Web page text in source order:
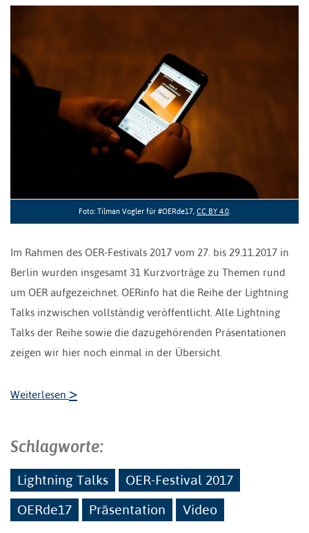
Foto: Tilman Vogler für #OERde17, CC BY 4.0
Im Rahmen des OER-Festivals 2017 vom 27. bis 29.11.2017 in
Berlin wurden insgesamt 31 Kurzvorträge zu Themen rund
um OER aufgezeichnet. OERinfo hat die Reihe der Lightning
Talks inzwischen vollständig veröffentlicht. Alle Lightning
Talks der Reihe sowie die dazugehörenden Präsentationen
zeigen wir hier noch einmal in der Übersicht.
Weiterlesen >
Schlagworte:
Lightning Talks
OER-Festival 2017
OERde17
Präsentation Video